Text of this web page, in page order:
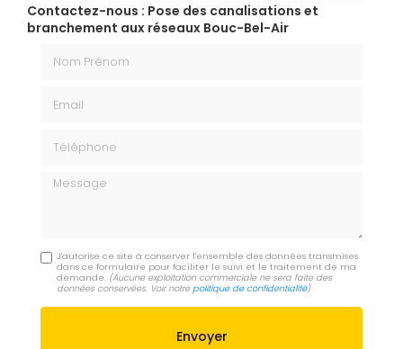
Contactez-nous : Pose des canalisations et
branchement aux réseaux Bouc-Bel-Air
Message
J'autorise ce site à conserver l'ensemble des données transmises
dans ce formulaire pour faciliter le suivi et le traitement de ma
demande. (Aucune exploitation commerciale ne sera faite des
données conservées. Voir notrepolitique de confidentialité)